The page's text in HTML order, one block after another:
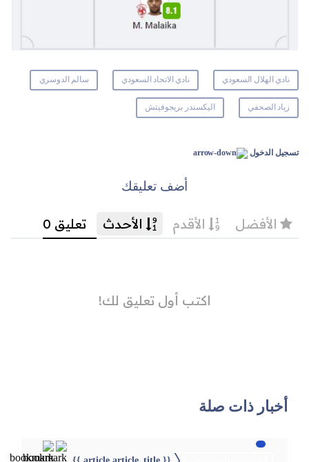
نادي الهلال السعودي نادي الاتحاد السعودي سالم الدوسري
زياد الصحفي اليكسندر بريجوفيتش
تسجيل الدخول
أضف تعليقك
أخبار ذات صلة